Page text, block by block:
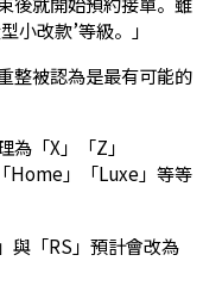
小改款’等級。」
整被認為是最有可能的
「X」「Z」
Home」「Luxe」等等
與「RS」預計會改為